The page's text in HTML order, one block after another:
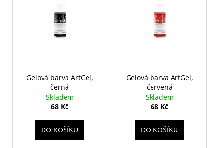
Gelová barva ArtGel,
černá
Skladem
68 Kč
DO KOŠÍKU
Gelová barva ArtGel,
červená
Skladem
68 Kč
DO KOŠÍKU